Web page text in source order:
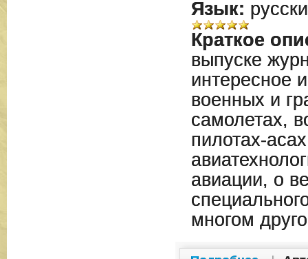
Язык:
Краткое
выпуске
интересное
военных и
самолетах,
пилотах-
авиации, о
многом